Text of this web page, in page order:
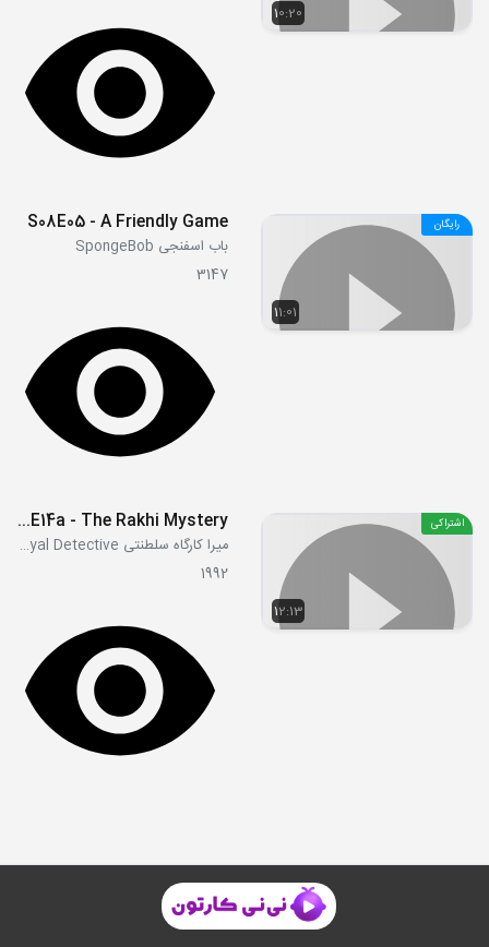
10:20
11:01
رایگان S08E05 - A Friendly Game
باب اسفنجی SpongeBob
3147
12:13
اشتراکی S01E14a - The Rakhi Mystery
میرا کارگاه سلطنتی Mira, Royal Detective
1992